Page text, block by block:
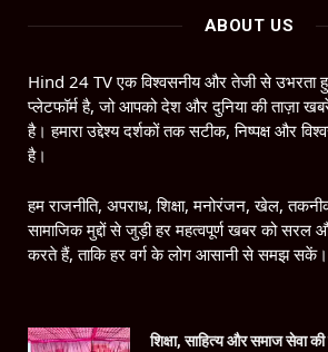
ABOUT US
Hind 24 TV एक विश्वसनीय और तेजी से उभरता
प्लेटफॉर्म है, जो आपको देश और दुनिया की ताज़ा
है। हमारा उद्देश्य दर्शकों तक सटीक, निष्पक्ष और
है।
हम राजनीति, अपराध, शिक्षा, मनोरंजन, खेल,
सामाजिक मुद्दों से जुड़ी हर महत्वपूर्ण खबर को सरल
करते हैं, ताकि हर वर्ग के लोग आसानी से समझ सकें।
शिक्षा, साहित्य और समाज सेवा